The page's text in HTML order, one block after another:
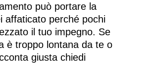
può portare la
affaticato perché pochi
il tuo impegno. Se
è troppo lontana da te o
giusta chiedi